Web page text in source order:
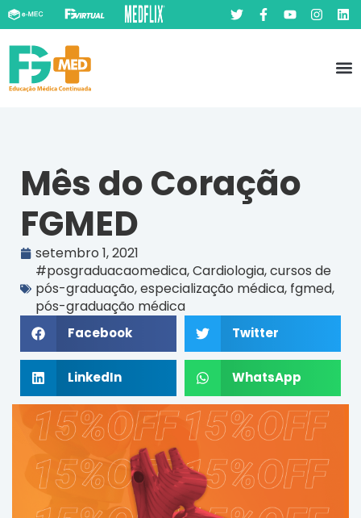
Mês do Coração
FGMED
setembro 1, 2021
#posgraduacaomedica,Cardiologia,cursos de
pós-graduação,especialização médica, fgmed,
pós-graduação médica
Facebook Twitter
LinkedIn WhatsApp